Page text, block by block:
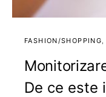
FASHION/SHOPPING
De ce este